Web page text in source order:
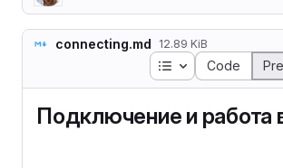
connecting.md 12.89 KiB
Table of contents
Code
Подключение и работа